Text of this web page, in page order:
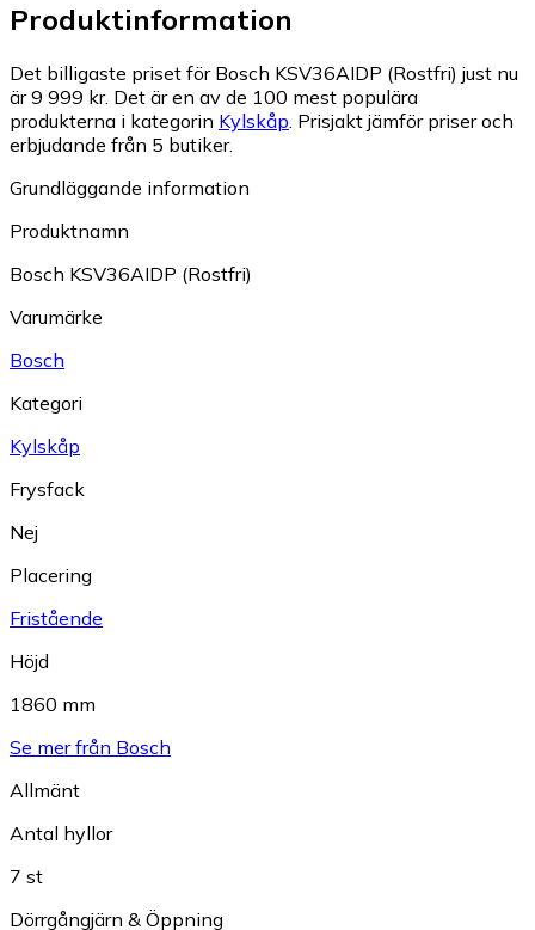
Produktinformation
Det billigaste priset för Bosch KSV36AIDP (Rostfri) just nu
är 9 999 kr. Det är en av de 100 mest populära
produkterna i kategorin Kylskåp. Prisjakt jämför priser och
erbjudande från 5 butiker.
Grundläggande information
Produktnamn
Bosch KSV36AIDP (Rostfri)
Varumärke
Bosch
Kategori
Kylskåp
Frysfack
Nej
Placering
Fristående
Höjd
1860 mm
Se mer från Bosch
Allmänt
Antal hyllor
7 st
Dörrgångjärn & Öppning